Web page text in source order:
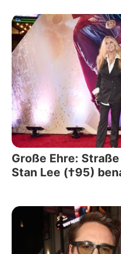
Große Ehre:
Stan Lee (†95)